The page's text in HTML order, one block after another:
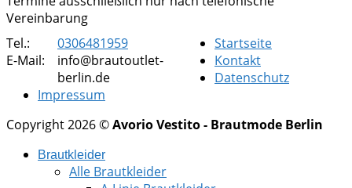
Vereinbarung
Tel.:
E-Mail:
0306481959
info@brautoutlet-
berlin.de
Startseite
Kontakt
Datenschutz
Impressum
Copyright 2026 ©Avorio Vestito - Brautmode Berlin
Brautkleider
Alle Brautkleider